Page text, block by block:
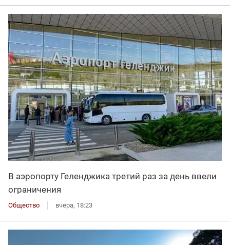
В аэропорту Геленджика третий раз за день ввели
ограничения
Общество вчера, 18:23